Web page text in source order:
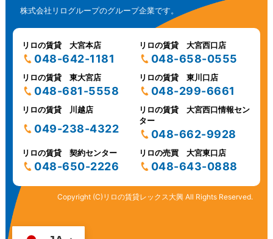
株式会社リログループのグループ企業です。
リロの賃貸 大宮本店
048-642-1181
リロの賃貸 大宮西口店
048-658-0555
リロの賃貸 東大宮店
048-681-5558
リロの賃貸 東川口店
048-299-6661
リロの賃貸 川越店
049-238-4322
リロの賃貸 大宮西口情報セン
ター
048-662-9928
リロの賃貸 契約センター
048-650-2226
リロの売買 大宮東口店
048-643-0888
Copyright (C)リロの賃貸レックス大興 All Rights Reserved.